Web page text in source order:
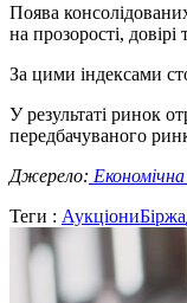
Поява
на прозорості, довірі
За цими індексами
У результаті ринок
передбачуваного
Джерело:
Теги : АукціониБіржа